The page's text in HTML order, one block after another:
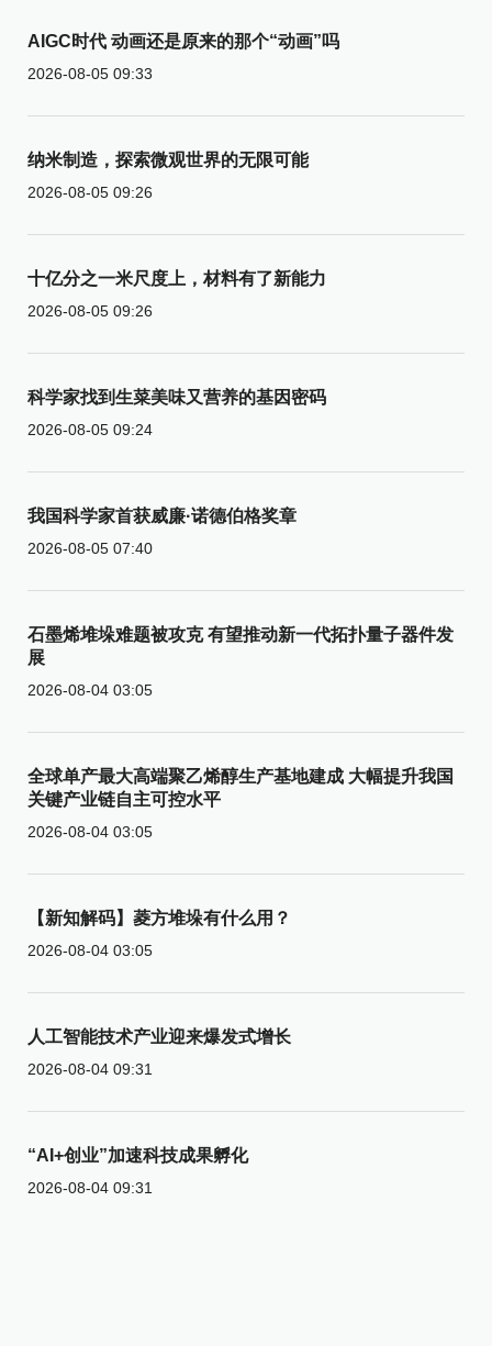
AIGC时代 动画还是原来的那个“动画”吗
2026-08-05 09:33
纳米制造，探索微观世界的无限可能
2026-08-05 09:26
十亿分之一米尺度上，材料有了新能力
2026-08-05 09:26
科学家找到生菜美味又营养的基因密码
2026-08-05 09:24
我国科学家首获威廉·诺德伯格奖章
2026-08-05 07:40
石墨烯堆垛难题被攻克 有望推动新一代拓扑量子器件发
展
2026-08-04 03:05
全球单产最大高端聚乙烯醇生产基地建成 大幅提升我国
关键产业链自主可控水平
2026-08-04 03:05
【新知解码】菱方堆垛有什么用？
2026-08-04 03:05
人工智能技术产业迎来爆发式增长
2026-08-04 09:31
“AI+创业”加速科技成果孵化
2026-08-04 09:31